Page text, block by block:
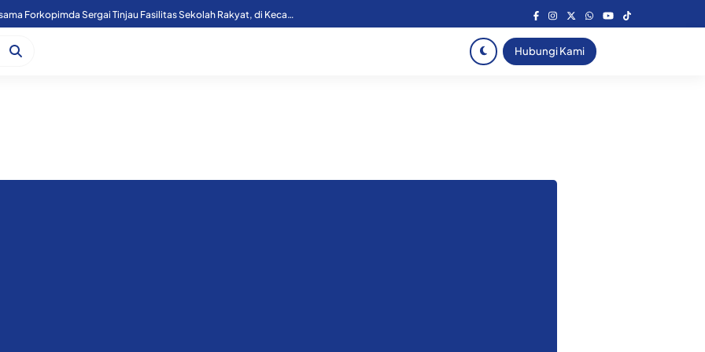
Kapoolres Sergai Bersama Forkopimda Sergai Tinjau Fasilitas Sekolah Rakyat, di Kecamatan Firdaus.
Hubungi Kami